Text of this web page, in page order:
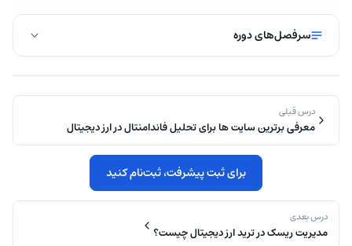
سرفصل‌های دوره
درس قبلی
معرفی برترین سایت ها برای تحلیل فاندامنتال در ارز دیجیتال
برای ثبت پیشرفت، ثبت‌نام کنید
درس بعدی
مدیریت ریسک در ترید ارز دیجیتال چیست؟